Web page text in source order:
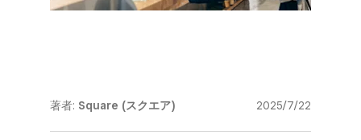
著者: Square (スクエア) 2025/7/22